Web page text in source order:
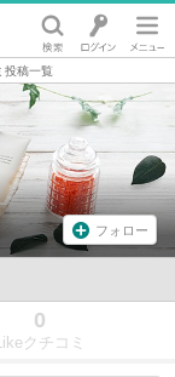
投稿一覧
フォロー
0
クチコミ